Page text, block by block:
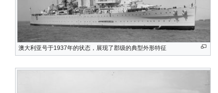
澳大利亚号于1937年的状态，展现了郡级的典型外形特征